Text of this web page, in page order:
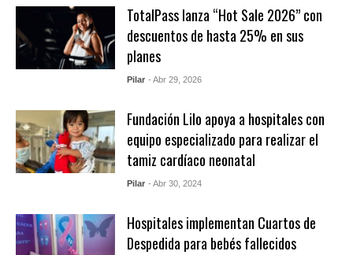
TotalPass lanza “Hot Sale 2026” con
descuentos de hasta 25% en sus
planes
Pilar - Abr 29, 2026
Fundación Lilo apoya a hospitales con
equipo especializado para realizar el
tamiz cardíaco neonatal
Pilar - Abr 30, 2024
Hospitales implementan Cuartos de
Despedida para bebés fallecidos